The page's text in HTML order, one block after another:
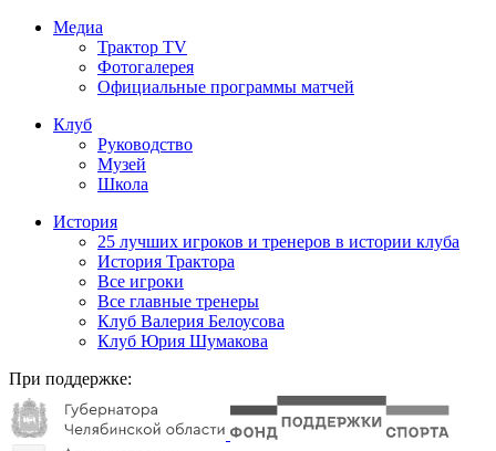
Медиа
Трактор TV
Фотогалерея
Официальные программы матчей
Клуб
Руководство
Музей
Школа
История
25 лучших игроков и тренеров в истории клуба
История Трактора
Все игроки
Все главные тренеры
Клуб Валерия Белоусова
Клуб Юрия Шумакова
При поддержке: